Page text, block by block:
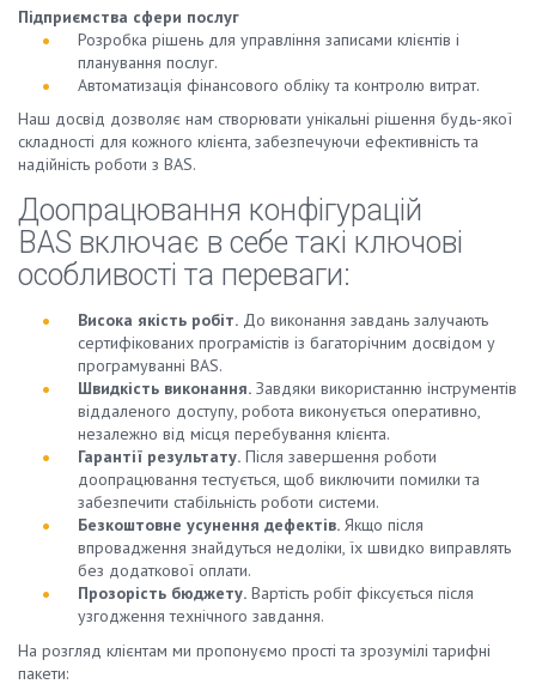
Підприємства сфери послуг
Розробка рішень для управління записами клієнтів і
планування послуг.
Автоматизація фінансового обліку та контролю витрат.
Наш досвід дозволяє нам створювати унікальні рішення будь-якої
складності для кожного клієнта, забезпечуючи ефективність та
надійність роботи з BAS.
Доопрацювання конфігурацій
BAS включає в себе такі ключові
особливості та переваги:
Висока якість робіт. До виконання завдань залучають
сертифікованих програмістів із багаторічним досвідом у
програмуванні BAS.
Швидкість виконання. Завдяки використанню інструментів
віддаленого доступу, робота виконується оперативно,
незалежно від місця перебування клієнта.
Гарантії результату. Після завершення роботи
доопрацювання тестується, щоб виключити помилки та
забезпечити стабільність роботи системи.
Безкоштовне усунення дефектів. Якщо після
впровадження знайдуться недоліки, їх швидко виправлять
без додаткової оплати.
Прозорість бюджету. Вартість робіт фіксується після
узгодження технічного завдання.
На розгляд клієнтам ми пропонуємо прості та зрозумілі тарифні
пакети: